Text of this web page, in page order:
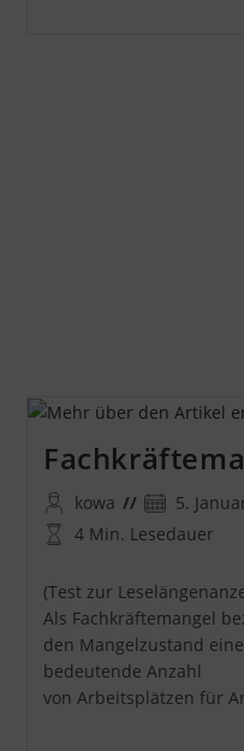
Beitrags-
Autor:
kowa
Beitrag
veröffentlicht:
5.
Lesedauer:
4 Min. Lesedauer
(Test zur
Als Fachkräftemangel
den Mangelzustand
bedeutende Anzahl
von Arbeitsplätzen für